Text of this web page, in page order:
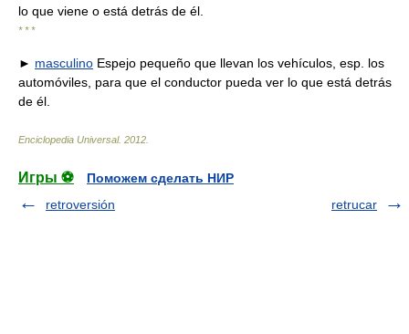
lo que viene o está detrás de él.
* * *
► masculino Espejo pequeño que llevan los vehículos, esp. los
automóviles, para que el conductor pueda ver lo que está detrás
de él.
Enciclopedia Universal. 2012
Игры ⚽
Поможем сделать НИР
retroversión
retrucar